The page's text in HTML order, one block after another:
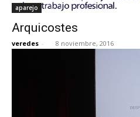
aparejo
Arquicostes
veredes - 8 noviembre, 2016